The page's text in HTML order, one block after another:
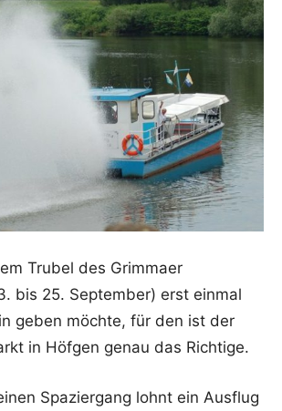
Trubel des Grimmaer
bis 25. September) erst einmal
geben möchte, für den ist der
in Höfgen genau das Richtige.
Spaziergang lohnt ein Ausflug